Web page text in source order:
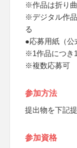
※作品は折り
※デジタル作
る
●応募用紙（公
※1作品につき
※複数応募可
参加方法
提出物を下記
参加資格